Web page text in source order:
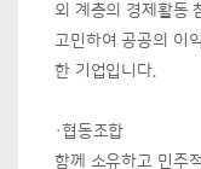
외 계층의 경제활동
고민하여 공공의 이
한 기업입니다.
·협동조합
함께 소유하고 민주